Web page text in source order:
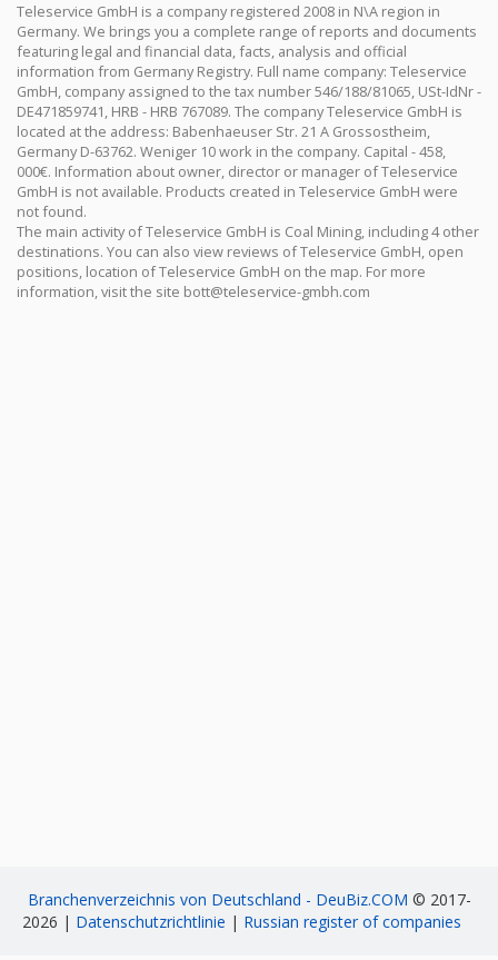
Teleservice GmbH is a company registered 2008 in N\A region in
Germany. We brings you a complete range of reports and documents
featuring legal and financial data, facts, analysis and official
information from Germany Registry. Full name company: Teleservice
GmbH, company assigned to the tax number 546/188/81065, USt-IdNr -
DE471859741, HRB - HRB 767089. The company Teleservice GmbH is
located at the address: Babenhaeuser Str. 21 A Grossostheim,
Germany D-63762. Weniger 10 work in the company. Capital - 458,
000€. Information about owner, director or manager of Teleservice
GmbH is not available. Products created in Teleservice GmbH were
not found.
The main activity of Teleservice GmbH is Coal Mining, including 4 other
destinations. You can also view reviews of Teleservice GmbH, open
positions, location of Teleservice GmbH on the map. For more
information, visit the site bott@teleservice-gmbh.com
Branchenverzeichnis von Deutschland - DeuBiz.COM © 2017-
2026 | Datenschutzrichtlinie | Russian register of companies